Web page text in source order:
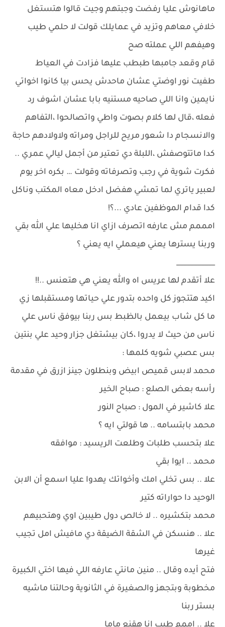
ماهانوش عليا رفضت وجبتهم وجيت قالوا هتستغل
خلافي معاهم وتزيد في عمايلك قولت لا حلمي طيب
وهيفهم اللي عملته صح
قام وقعد جامبها طبطب عليها فزادت في العياط
طفيت نور اوضتي عشان ماحدش يحس بيا كانوا اخواتي
نايمين وانا اللي صاحيه مستنيه بابا عشان اشوف رد
فعله ،قال لها كلام بصوت واطي واتصالحوا ،التفاهم
والانسجام دا شعور مريح للراجل ومراته ولاولادهم حاجة
كدا ماتتوصفش ،اللبلة دي تعتير من أجمل ليالي عمري ..
فكرت شوية في رجب وتصرفاته وقولت … بكره اخر يوم
لعبير ياتري لما تمشي هفضل ادخل معاه المكتب وناكل
كدا قدام الموظفين عادي ...؟!
امممم مش عارفه اتصرف ازاي انا هخليها علي الله بقي
وربنا يسترها يعني هيعملي ايه يعني ؟
___________
علا أتقدم لها عريس اه والله يعني هي هتعنس ..!!
اكيد هتتجوز كل واحده بتدور علي حياتها ومستقبلها زي
ما كل شاب بيعمل بالظبط بس ربنا بيوفق ناس علي
ناس من حيث لا يدروا ،كان بيشتغل جزار وحيد علي بنتين
بس عصبي شويه كلمها :
محمد لابس قميص ابيض وبنطلون جينز ازرق في مقدمة
رأسه بعض الصلع : صباح الخير
علا كاشير في المول : صباح النور
محمد بابتسامه .. ها قولتي ايه ؟
علا بتحسب طلبات وطلعت الريسيد : موافقه
محمد .. ايوا بقي
علا .. بس تخلي امك وأخواتك يهدوا عليا اسمع أن الابن
الوحيد دا حواراته كتير
محمد بتكشيره .. لا خالص دول طيبين اوي وهتحبيهم
علا .. هنسكن في الشقة الضيقة دي مافيش امل تجيب
غيرها
فتح أيده وقال .. منين مانتي عارفه اللي فيها اختي الكبيرة
مخطوبة وبتجهز والصغيرة في الثانوية وحالتنا ماشيه
بستر ربنا
علا .. اممم طيب انا هقنع ماما